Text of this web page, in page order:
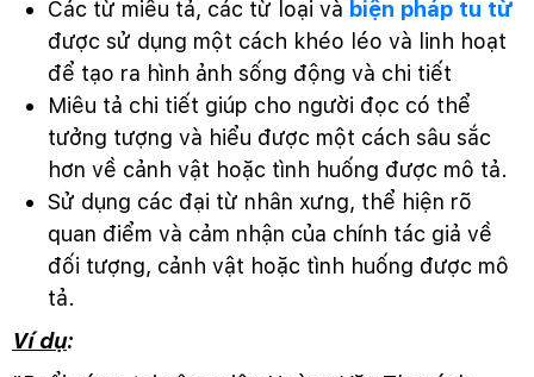
Các từ miêu tả, các từ loại và biện pháp tu từ
được sử dụng một cách khéo léo và linh hoạt
để tạo ra hình ảnh sống động và chi tiết
Miêu tả chi tiết giúp cho người đọc có thể
tưởng tượng và hiểu được một cách sâu sắc
hơn về cảnh vật hoặc tình huống được mô tả.
Sử dụng các đại từ nhân xưng, thể hiện rõ
quan điểm và cảm nhận của chính tác giả về
đối tượng, cảnh vật hoặc tình huống được mô
tả.
Ví dụ: